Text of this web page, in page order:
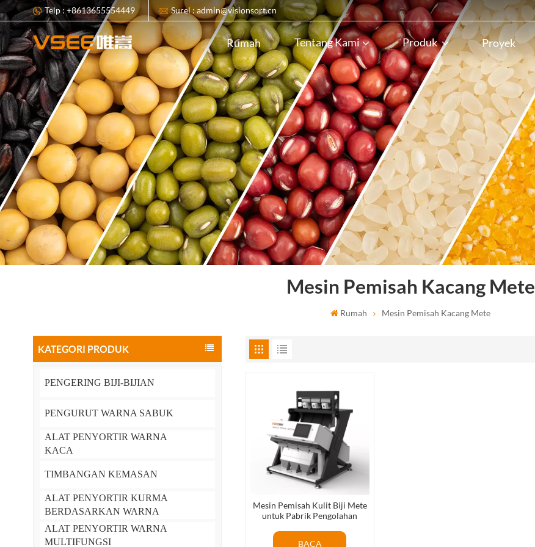
Telp : +8613655554449 Surel : admin@visionsort.cn
Rumah Tentang Kami Produk Proyek
Mesin Pemisah Kacang Mete
Rumah Mesin Pemisah Kacang Mete
KATEGORI PRODUK
PENGERING BIJI-BIJIAN
PENGURUT WARNA SABUK
ALAT PENYORTIR WARNA
KACA
TIMBANGAN KEMASAN
ALAT PENYORTIR KURMA
BERDASARKAN WARNA
ALAT PENYORTIR WARNA
MULTIFUNGSI
Mesin Pemisah Kulit Biji Mete
untuk Pabrik Pengolahan
BACA